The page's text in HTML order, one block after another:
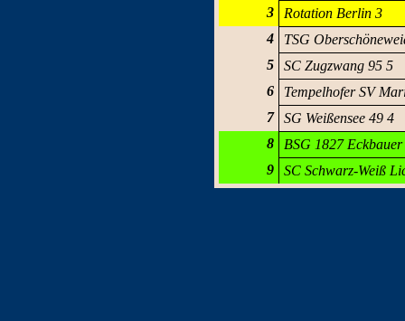
3
Rotation Berlin 3
4
TSG
5
SC Zugzwang 95 5
6
Tempelhofer SV
7
SG Weißensee 49 4
8
BSG 1827 Eckbauer
9
SC Schwarz-Weiß